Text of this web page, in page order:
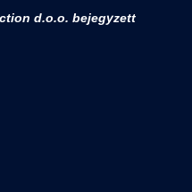
d.o.o. bejegyzett